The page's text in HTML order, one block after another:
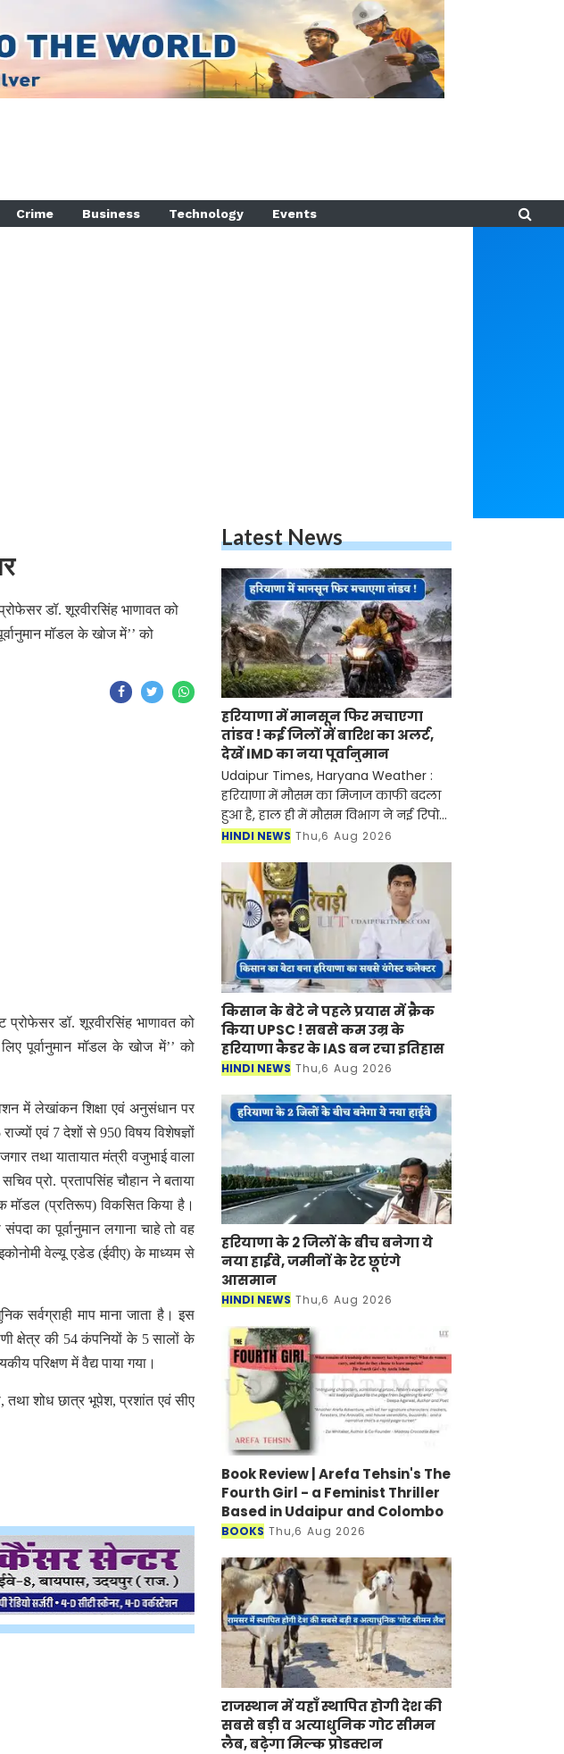
Crime Business Technology Events
डॉ. शूरवीरसिंह भाणावत को
मॉडल के खोज में’’ को
प्रोफेसर डॉ. शूरवीरसिंह भाणावत को
पूर्वानुमान मॉडल के खोज में’’ को
में लेखांकन शिक्षा एवं अनुसंधान पर
एवं 7 देशों से 950 विषय विशेषज्ञों
तथा यातायात मंत्री वजुभाई वाला
प्रो. प्रतापसिंह चौहान ने बताया
मॉडल (प्रतिरूप) विकसित किया है।
का पूर्वानुमान लगाना चाहे तो वह
वेल्यू एडेड (ईवीए) के माध्यम से
सर्वग्राही माप माना जाता है। इस
क्षेत्र की 54 कंपनियों के 5 सालों के
परिक्षण में वैद्य पाया गया।
तथा शोध छात्र भूपेश, प्रशांत एवं सीए
Latest News
हरियाणा में मानसून फिर मचाएगा
तांडव ! कई जिलों में बारिश का अलर्ट,
देखें IMD का नया पूर्वानुमान
Udaipur Times, Haryana Weather :
हरियाणा में मौसम का मिजाज काफी बदला
हुआ है, हाल ही में मौसम विभाग ने नई रिपोर्ट
जारी करते हुए बताया है की प्रदेश में मानसून
HINDI NEWS Thu,6 Aug 2026
किसान के बेटे ने पहले प्रयास में क्रैक
किया UPSC ! सबसे कम उम्र के
हरियाणा कैडर के IAS बन रचा इतिहास
HINDI NEWS Thu,6 Aug 2026
हरियाणा के 2 जिलों के बीच बनेगा ये
नया हाईवे, जमीनों के रेट छूएंगे
आसमान
HINDI NEWS Thu,6 Aug 2026
Book Review | Arefa Tehsin's The
Fourth Girl - a Feminist Thriller
Based in Udaipur and Colombo
BOOKS Thu,6 Aug 2026
राजस्थान में यहाँ स्थापित होगी देश की
सबसे बड़ी व अत्याधुनिक गोट सीमन
लैब, बढ़ेगा मिल्क प्रोडक्शन